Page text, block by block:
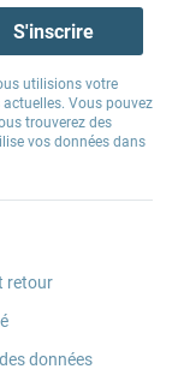
S'inscrire
utilisions votre
Vous pouvez
trouverez des
vos données dans
retour
données